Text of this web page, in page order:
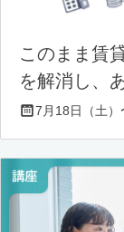
このまま賃
を解消し、
7月18日（土